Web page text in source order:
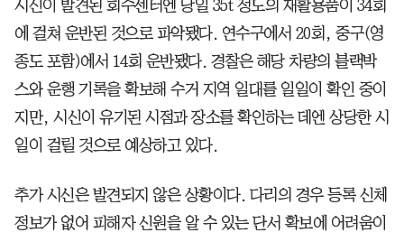
시신이 발견된 회수센터엔 당일 35t 정도의 재활용품이 34회
에 걸쳐 운반된 것으로 파악됐다. 연수구에서 20회, 중구(영
종도 포함)에서 14회 운반됐다. 경찰은 해당 차량의 블랙박
스와 운행 기록을 확보해 수거 지역 일대를 일일이 확인 중이
지만, 시신이 유기된 시점과 장소를 확인하는 데엔 상당한 시
일이 걸릴 것으로 예상하고 있다.
추가 시신은 발견되지 않은 상황이다. 다리의 경우 등록 신체
정보가 없어 피해자 신원을 알 수 있는 단서 확보에 어려움이